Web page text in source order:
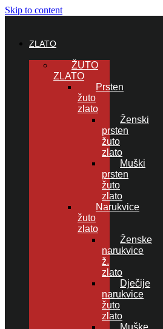
Skip to content
ZLATO
ŽUTO
ZLATO
Prsten
žuto
zlato
Ženski
prsten
žuto
zlato
Muški
prsten
žuto
zlato
Narukvice
žuto
zlato
Ženske
narukvice
ž.
zlato
Dječije
narukvice
žuto
zlato
Muške